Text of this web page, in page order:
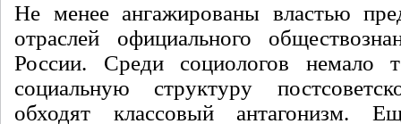
Не менее ангажированы властью
отраслей официального
России. Среди социологов немало
социальную структуру
обходят классовый антагонизм.